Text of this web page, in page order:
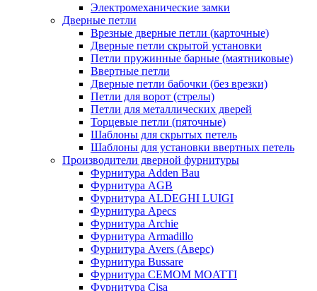
Электромеханические замки
Дверные петли
Врезные дверные петли (карточные)
Дверные петли скрытой установки
Петли пружинные барные (маятниковые)
Ввертные петли
Дверные петли бабочки (без врезки)
Петли для ворот (стрелы)
Петли для металлических дверей
Торцевые петли (пяточные)
Шаблоны для скрытых петель
Шаблоны для установки ввертных петель
Производители дверной фурнитуры
Фурнитура Adden Bau
Фурнитура AGB
Фурнитура ALDEGHI LUIGI
Фурнитура Apecs
Фурнитура Archie
Фурнитура Armadillo
Фурнитура Avers (Аверс)
Фурнитура Bussare
Фурнитура CEMOM MOATTI
Фурнитура Cisa